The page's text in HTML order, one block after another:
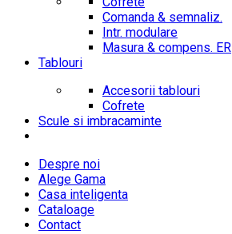
Comanda & semnaliz.
Intr. modulare
Masura & compens. ER
Tablouri
Accesorii tablouri
Cofrete
Scule si imbracaminte
Despre noi
Alege Gama
Casa inteligenta
Cataloage
Contact